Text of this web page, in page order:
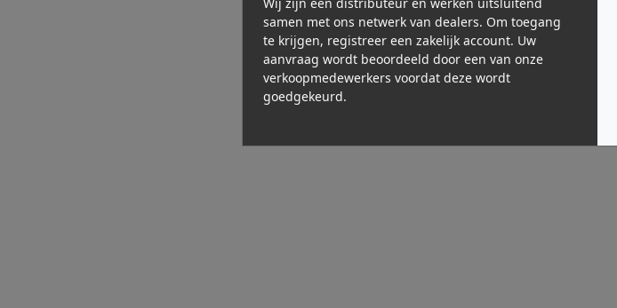
Wij zijn een distributeur en werken uitsluitend
samen met ons netwerk van dealers. Om toegang
te krijgen, registreer een zakelijk account. Uw
aanvraag wordt beoordeeld door een van onze
verkoopmedewerkers voordat deze wordt
goedgekeurd.